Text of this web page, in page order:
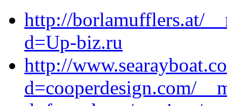
http://borlamufflers.at/
d=Up-biz.ru
http://
d=cooperdesign.com/